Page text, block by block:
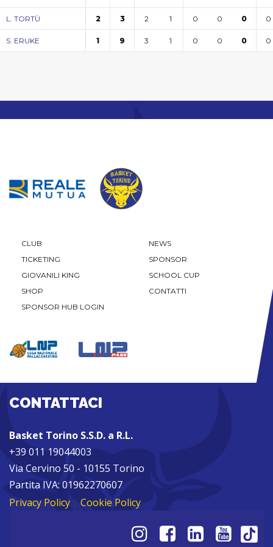
L. TORTÙ 2 3 2 1 0 0 0 0
S. ERUKE 1 9 3 1 0 0 0 0
CLUB
NEWS
TICKETING
SPONSOR
GIOVANILI KING
SCHOOL CUP
SHOP
CONTATTI
SPONSOR HUB LOGIN
CONTATTACI
Basket Torino S.S.D. a R.L.
+39 011 19044003
Via Cervino 50 - 10155 Torino
Partita IVA: 01962270607
Privacy Policy | Cookie Policy